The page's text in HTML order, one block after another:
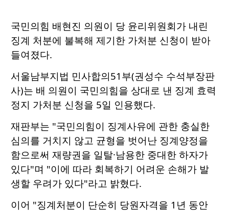
국민의힘 배현진 의원이 당 윤리위원회가 내린
징계 처분에 불복해 제기한 가처분 신청이 받아
들여졌다.
서울남부지법 민사합의51부(권성수 수석부장판
사)는 배 의원이 국민의힘을 상대로 낸 징계 효력
정지 가처분 신청을 5일 인용했다.
재판부는 "국민의힘이 징계사유에 관한 충실한
심의를 거치지 않고 균형을 벗어난 징계양정을
함으로써 재량권을 일탈·남용한 중대한 하자가
있다"며 "이에 따라 회복하기 어려운 손해가 발
생할 우려가 있다"라고 밝혔다.
이어 "징계처분이 단순히 당원자격을 1년 동안